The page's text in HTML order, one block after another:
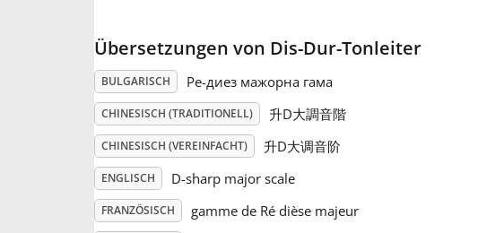
Übersetzungen von Dis-Dur-Tonleiter
BULGARISCH Ре-диез мажорна гама
CHINESISCH (TRADITIONELL) 升D大調音階
CHINESISCH (VEREINFACHT) 升D大调音阶
ENGLISCH D-sharp major scale
FRANZÖSISCH gamme de Ré dièse majeur